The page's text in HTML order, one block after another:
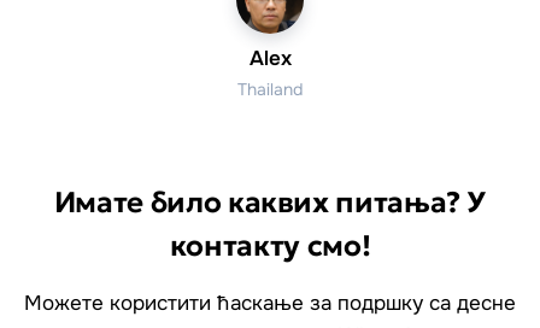
Alex
Thailand
Имате било каквих питања? У
контакту смо!
Можете користити ћаскање за подршку са десне